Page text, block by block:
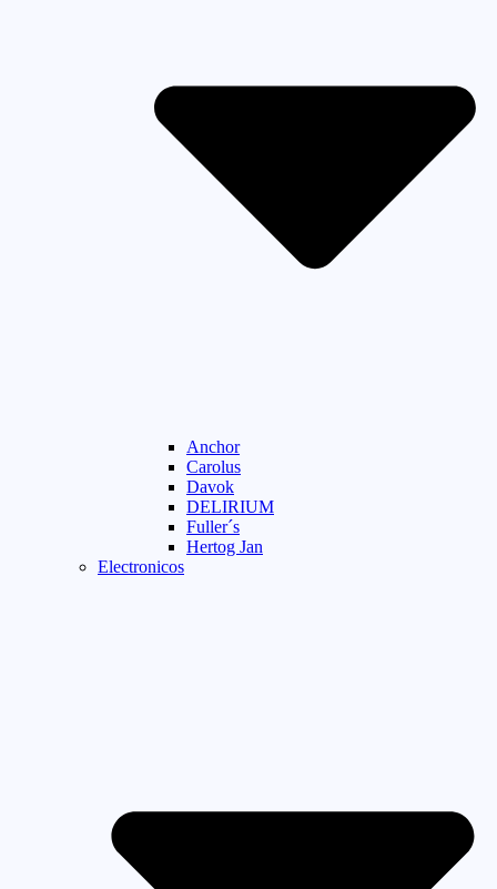
Anchor
Carolus
Davok
DELIRIUM
Fuller´s
Hertog Jan
Electronicos